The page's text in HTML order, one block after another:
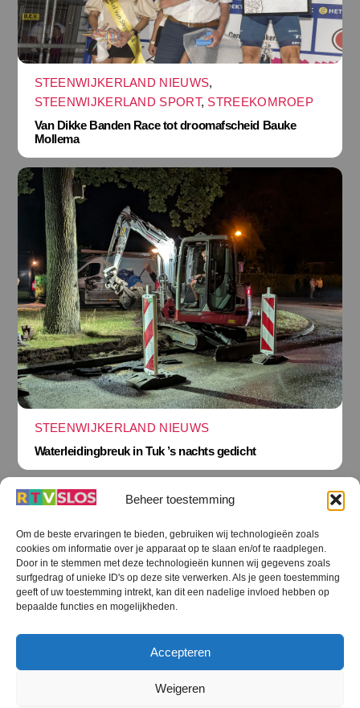
Beheer toestemming
Om de beste ervaringen te bieden, gebruiken wij technologieën zoals
cookies om informatie over je apparaat op te slaan en/of te raadplegen.
Door in te stemmen met deze technologieën kunnen wij gegevens zoals
surfgedrag of unieke ID's op deze site verwerken. Als je geen toestemming
geeft of uw toestemming intrekt, kan dit een nadelige invloed hebben op
bepaalde functies en mogelijkheden.
Accepteren
Weigeren
STEENWIJKERLAND NIEUWS,
STEENWIJKERLAND SPORT, STREEKOMROEP
Van Dikke Banden Race tot droomafscheid Bauke
Mollema
STEENWIJKERLAND NIEUWS
Waterleidingbreuk in Tuk ’s nachts gedicht
Terug
naar
boven
RTV SLOS
RTV SLOS ANBI